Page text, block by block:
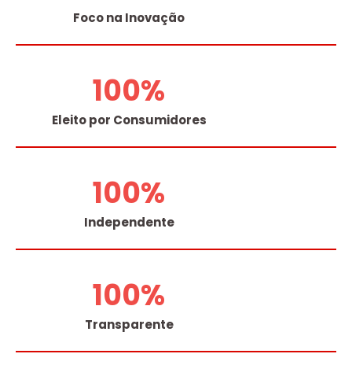
Foco na Inovação
Eleito por Consumidores
100%
Independente
100%
Transparente
100%